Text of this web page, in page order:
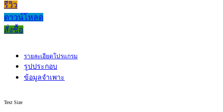
รีวิว
ดาวน์โหลด
สั่งซื้อ
รายละเอียดโปรแกรม
รูปประกอบ
ข้อมูลจำเพาะ
Text Size